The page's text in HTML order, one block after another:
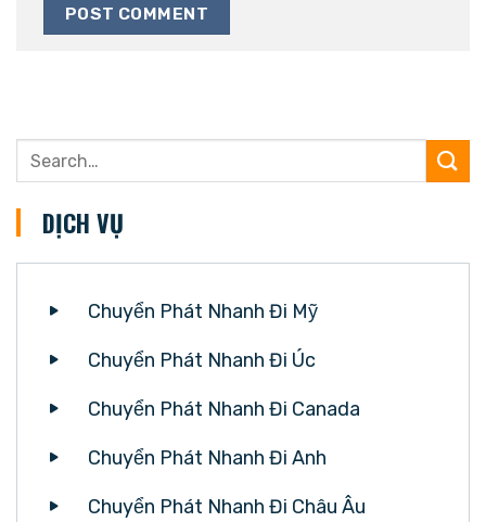
DỊCH VỤ
Chuyển Phát Nhanh Đi Mỹ
Chuyển Phát Nhanh Đi Úc
Chuyển Phát Nhanh Đi Canada
Chuyển Phát Nhanh Đi Anh
Chuyển Phát Nhanh Đi Châu Âu